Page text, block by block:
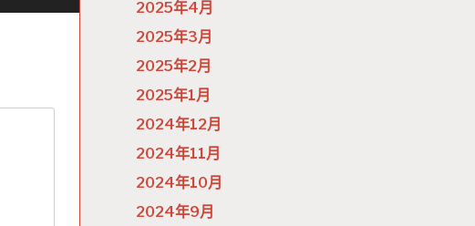
2025年4月
2025年3月
2025年2月
2025年1月
2024年12月
2024年11月
2024年10月
2024年9月